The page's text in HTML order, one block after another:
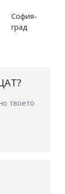
София-
град
твоето